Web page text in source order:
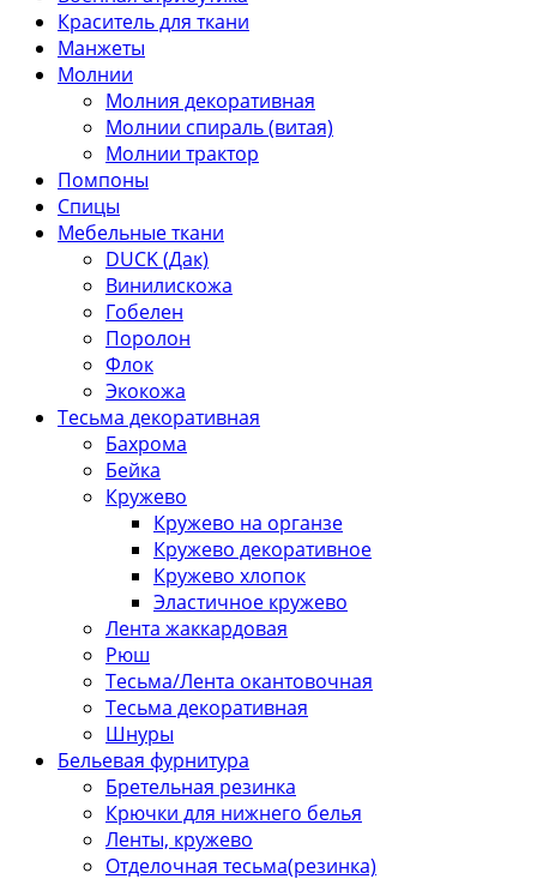
Краситель для ткани
Манжеты
Молнии
Молния декоративная
Молнии спираль (витая)
Молнии трактор
Помпоны
Спицы
Мебельные ткани
DUCK (Дак)
Винилискожа
Гобелен
Поролон
Флок
Экокожа
Тесьма декоративная
Бахрома
Бейка
Кружево
Кружево на органзе
Кружево декоративное
Кружево хлопок
Эластичное кружево
Лента жаккардовая
Рюш
Тесьма/Лента окантовочная
Тесьма декоративная
Шнуры
Бельевая фурнитура
Бретельная резинка
Крючки для нижнего белья
Ленты, кружево
Отделочная тесьма(резинка)